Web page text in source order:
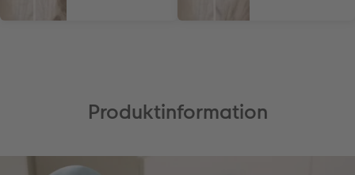
Produktinformation